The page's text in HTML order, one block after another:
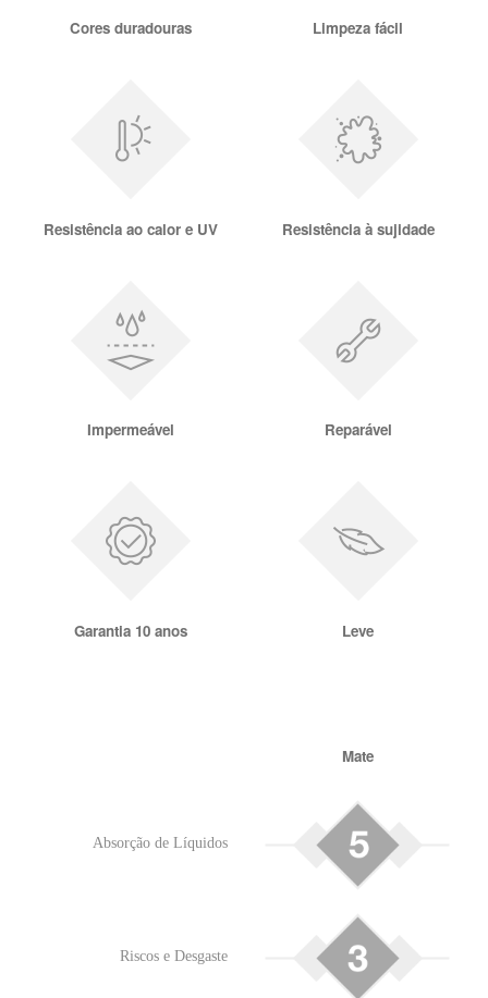
Cores duradouras Limpeza fácil
Resistência ao calor e UV Resistência à sujidade
Impermeável Reparável
Garantia 10 anos Leve
Mate
Absorção de Líquidos
Riscos e Desgaste